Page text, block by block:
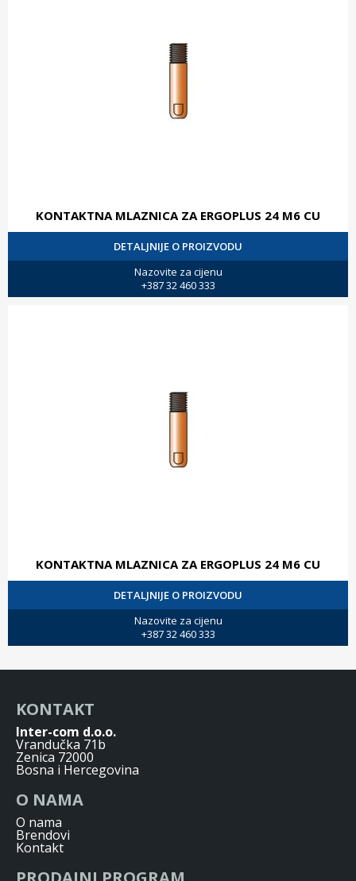
KONTAKTNA MLAZNICA ZA ERGOPLUS 24 M6 CU
DETALJNIJE O PROIZVODU
Nazovite za cijenu
+387 32 460 333
KONTAKTNA MLAZNICA ZA ERGOPLUS 24 M6 CU
DETALJNIJE O PROIZVODU
Nazovite za cijenu
+387 32 460 333
KONTAKT
Inter-com d.o.o.
Vrandučka 71b
Zenica 72000
Bosna i Hercegovina
O NAMA
O nama
Brendovi
Kontakt